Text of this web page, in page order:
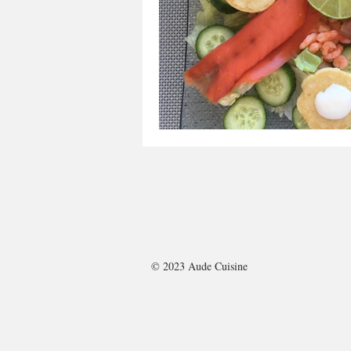
A tartiner Aux flocons d'avoine
Bouchées apéritives Bowlcakes
Crêpes, gaufres et pancakes
© 2023 Aude Cuisine